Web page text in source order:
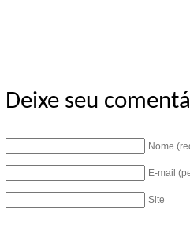
Deixe seu
Nome
E-mail
Site